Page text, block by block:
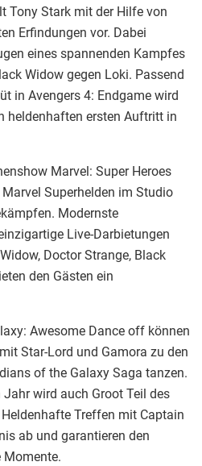
Tony Stark mit der Hilfe von
Erfindungen vor. Dabei
eines spannenden Kampfes
Widow gegen Loki. Passend
in Avengers 4: Endgame wird
heldenhaften ersten Auftritt in
Marvel: Super Heroes
Superhelden im Studio
Modernste
Live-Darbietungen
Doctor Strange, Black
den Gästen ein
Awesome Dance off können
Star-Lord und Gamora zu den
of the Galaxy Saga tanzen.
wird auch Groot Teil des
Treffen mit Captain
ab und garantieren den
Momente.